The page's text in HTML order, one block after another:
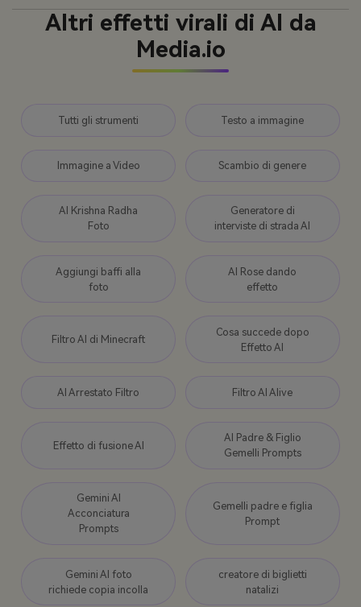
Altri effetti virali di AI da
Media.io
Tutti gli strumenti Testo a immagine
Immagine a Video Scambio di genere
AI Krishna Radha
Foto
Generatore di
interviste di strada AI
Aggiungi baffi alla
foto
AI Rose dando
effetto
Filtro AI di Minecraft
Cosa succede dopo
Effetto AI
AI Arrestato Filtro Filtro AI Alive
Effetto di fusione AI
AI Padre & Figlio
Gemelli Prompts
Gemini AI
Acconciatura
Prompts
Gemelli padre e figlia
Prompt
Gemini AI foto
richiede copia incolla
creatore di biglietti
natalizi